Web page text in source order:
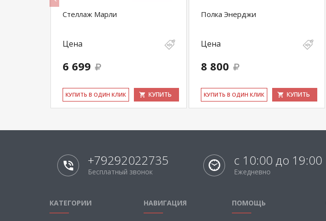
Стеллаж Марли
Цена
6 699
КУ­ПИТЬ В ОДИН КЛИК КУПИТЬ
Полка Энерджи
Цена
8 800
КУ­ПИТЬ В ОДИН КЛИК КУПИТЬ
+79292022735
Бесплатный звонок
с 10:00 до 19:00
Ежедневно
КАТЕГОРИИ НАВИГАЦИЯ ПОМОЩЬ